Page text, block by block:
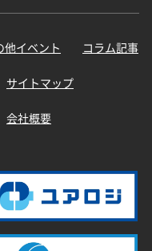
他イベント コラム記事
サイトマップ
会社概要